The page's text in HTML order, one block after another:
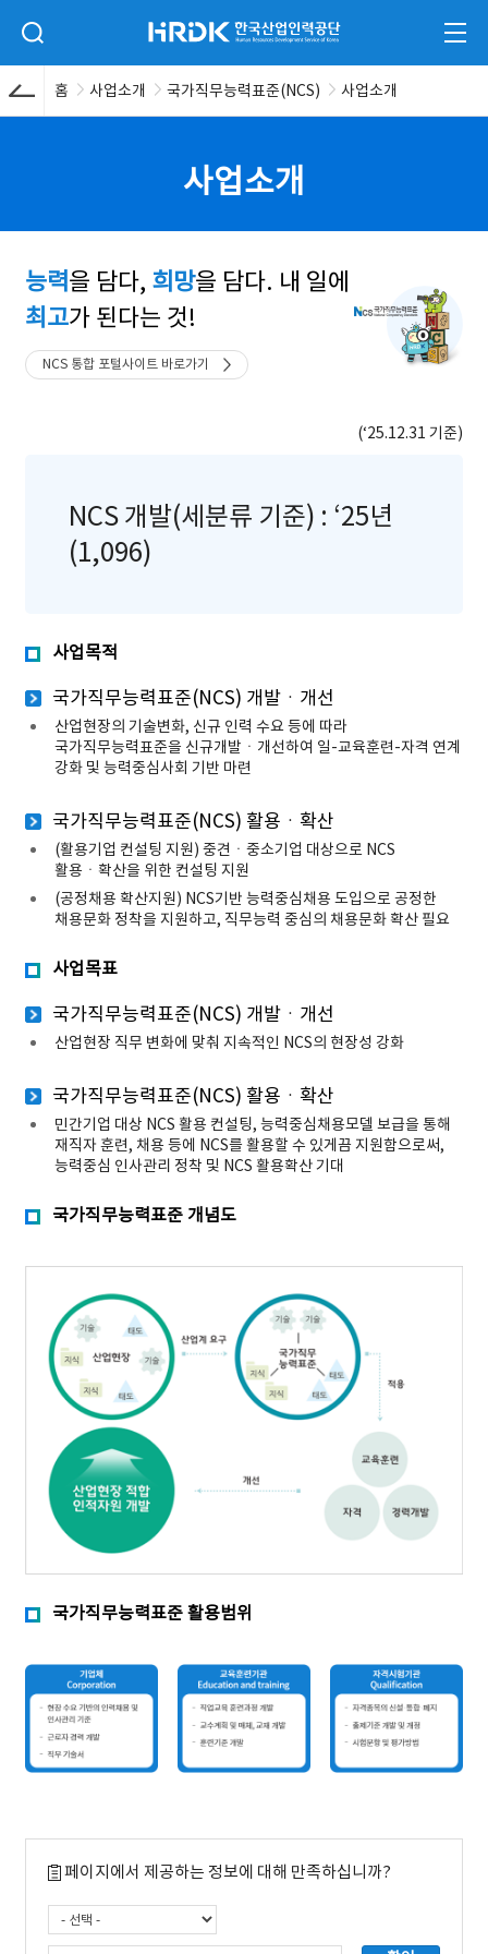
검색 입력폼 열기 HRDK 한국산업인력공단 전체
홈 사업소개 국가직무능력표준(NCS) 사업소개
사업소개
능력을 담다, 희망을 담다. 내 일에
최고가 된다는 것!
NCS 통합 포털사이트 바로가기
(‘25.12.31 기준)
NCS 개발(세분류 기준) : ‘25년
(1,096)
사업목적
국가직무능력표준(NCS) 개발ㆍ개선
산업현장의 기술변화, 신규 인력 수요 등에 따라
국가직무능력표준을 신규개발ㆍ개선하여 일-교육훈련-자격 연계
강화 및 능력중심사회 기반 마련
국가직무능력표준(NCS) 활용ㆍ확산
(활용기업 컨설팅 지원) 중견ㆍ중소기업 대상으로 NCS
활용ㆍ확산을 위한 컨설팅 지원
(공정채용 확산지원) NCS기반 능력중심채용 도입으로 공정한
채용문화 정착을 지원하고, 직무능력 중심의 채용문화 확산 필요
사업목표
국가직무능력표준(NCS) 개발ㆍ개선
산업현장 직무 변화에 맞춰 지속적인 NCS의 현장성 강화
국가직무능력표준(NCS) 활용ㆍ확산
민간기업 대상 NCS 활용 컨설팅, 능력중심채용모델 보급을 통해
재직자 훈련, 채용 등에 NCS를 활용할 수 있게끔 지원함으로써,
능력중심 인사관리 정착 및 NCS 활용확산 기대
국가직무능력표준 개념도
국가직무능력표준 활용범위
페이지에서 제공하는 정보에 대해 만족하십니까?